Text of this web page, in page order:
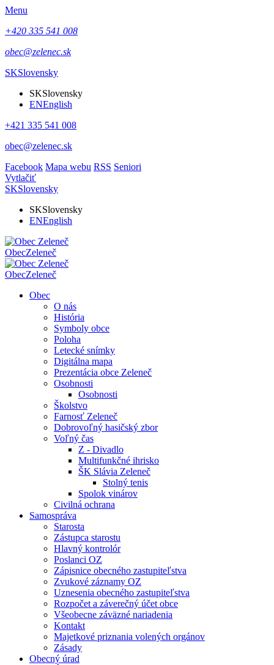
Menu
+420 335 541 008
obec@zelenec.sk
SKSlovensky
SKSlovensky
ENEnglish
+421 335 541 008
obec@zelenec.sk
Facebook Mapa webu RSS Seniori
Vytlačiť
SKSlovensky
SKSlovensky
ENEnglish
ObecZeleneč
ObecZeleneč
Obec
O nás
História
Symboly obce
Poloha
Letecké snímky
Digitálna mapa
Prezentácia obce Zeleneč
Osobnosti
Osobnosti
Školstvo
Farnosť Zeleneč
Dobrovoľný hasičský zbor
Voľný čas
Z - Divadlo
Multifunkčné ihrisko
ŠK Slávia Zeleneč
Stolný tenis
Spolok vinárov
Civilná ochrana
Samospráva
Starosta
Zástupca starostu
Hlavný kontrolór
Poslanci OZ
Zápisnice obecného zastupiteľstva
Zvukové záznamy OZ
Uznesenia obecného zastupiteľstva
Rozpočet a záverečný účet obce
Všeobecne záväzné nariadenia
Kontakt
Majetkové priznania volených orgánov
Zásady
Obecný úrad